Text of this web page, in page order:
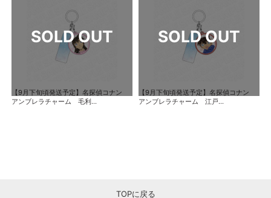
【9月下旬頃発送予定】名探偵コナン
アンブレラチャーム 毛利...
【9月下旬頃発送予定】名探偵コナン
アンブレラチャーム 江戸...
TOPに戻る